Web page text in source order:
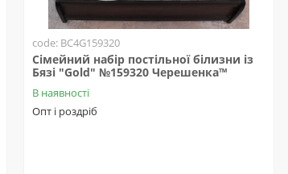
code: BC4G159320
Сімейний набір постільної білизни із
Бязі "Gold" №159320 Черешенка™
В наявності
Опт і роздріб